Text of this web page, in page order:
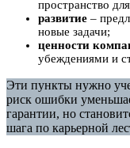
пространство
развитие –
новые задачи;
ценности
убеждениями и
Эти пункты нужно
риск ошибки
гарантии, но
шага по карьерной